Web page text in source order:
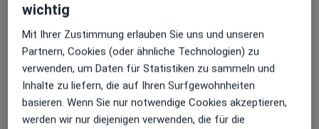
Behandler:innen
Heilpraktiker
Alexandra Hodgson
wichtig
Mit Ihrer Zustimmung erlauben Sie uns und unseren
Partnern, Cookies (oder ähnliche Technologien) zu
verwenden, um Daten für Statistiken zu sammeln und
Inhalte zu liefern, die auf Ihren Surfgewohnheiten
basieren. Wenn Sie nur notwendige Cookies akzeptieren,
werden wir nur diejenigen verwenden, die für die